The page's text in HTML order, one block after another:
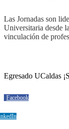
Las Jornadas son
Universitaria desde
vinculación de
Egresado UCaldas
Facebook